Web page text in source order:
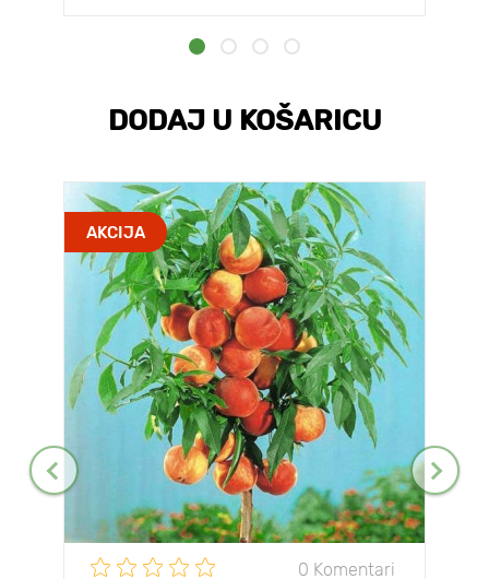
DODAJ U KOŠARICU
AKCIJA
0 Komentari